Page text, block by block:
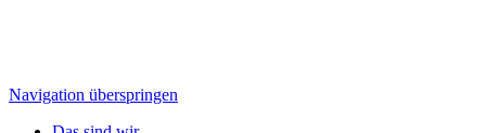
Navigation überspringen